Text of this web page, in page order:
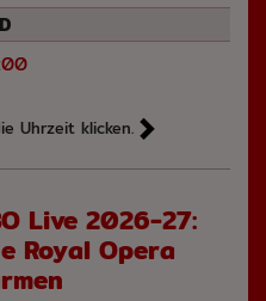
Uhrzeit klicken.
Live 2026-27:
Royal Opera